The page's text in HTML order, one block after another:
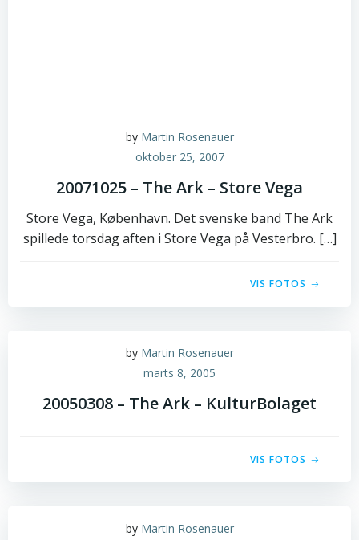
by Martin Rosenauer
oktober 25, 2007
20071025 – The Ark – Store Vega
Store Vega, København. Det svenske band The Ark
spillede torsdag aften i Store Vega på Vesterbro. […]
VIS FOTOS
by Martin Rosenauer
marts 8, 2005
20050308 – The Ark – KulturBolaget
VIS FOTOS
by Martin Rosenauer